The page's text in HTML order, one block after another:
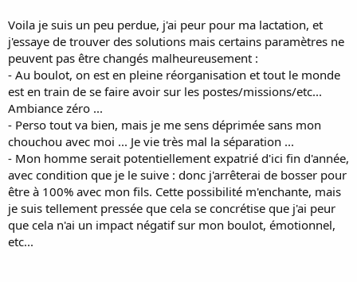
Voila je suis un peu perdue, j'ai peur pour ma lactation, et
j'essaye de trouver des solutions mais certains paramètres ne
peuvent pas être changés malheureusement :
- Au boulot, on est en pleine réorganisation et tout le monde
est en train de se faire avoir sur les postes/missions/etc...
Ambiance zéro ...
- Perso tout va bien, mais je me sens déprimée sans mon
chouchou avec moi ... Je vie très mal la séparation ...
- Mon homme serait potentiellement expatrié d'ici fin d'année,
avec condition que je le suive : donc j'arrêterai de bosser pour
être à 100% avec mon fils. Cette possibilité m'enchante, mais
je suis tellement pressée que cela se concrétise que j'ai peur
que cela n'ai un impact négatif sur mon boulot, émotionnel,
etc...